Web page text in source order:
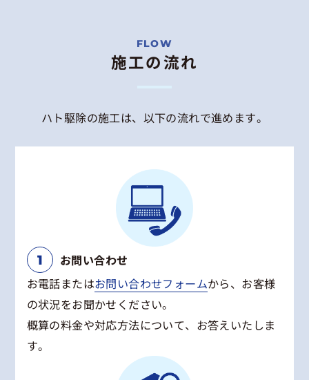
施工の流れ
ハト駆除の施工は、以下の流れで進めます。
お問い合わせ
お電話またはお問い合わせフォームから、お客様
の状況をお聞かせください。
概算の料金や対応方法について、お答えいたしま
す。